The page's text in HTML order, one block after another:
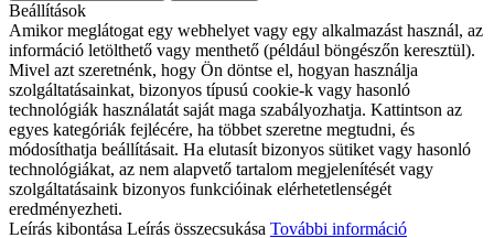
Beállítások
Amikor meglátogat egy webhelyet vagy egy alkalmazást használ, az
információ letölthető vagy menthető (például böngészőn keresztül).
Mivel azt szeretnénk, hogy Ön döntse el, hogyan használja
szolgáltatásainkat, bizonyos típusú cookie-k vagy hasonló
technológiák használatát saját maga szabályozhatja. Kattintson az
egyes kategóriák fejlécére, ha többet szeretne megtudni, és
módosíthatja beállításait. Ha elutasít bizonyos sütiket vagy hasonló
technológiákat, az nem alapvető tartalom megjelenítését vagy
szolgáltatásaink bizonyos funkcióinak elérhetetlenségét
eredményezheti.
Leírás kibontása Leírás összecsukása További információ